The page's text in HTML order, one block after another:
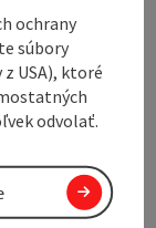
ochrany
súbory
USA), ktoré
odvolať.